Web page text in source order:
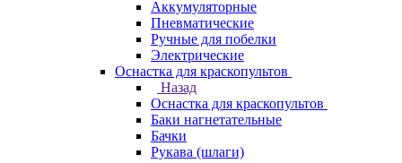
Аккумуляторные
Пневматические
Ручные для побелки
Электрические
Оснастка для краскопультов
Назад
Оснастка для краскопультов
Баки нагнетательные
Бачки
Рукава (шлаги)